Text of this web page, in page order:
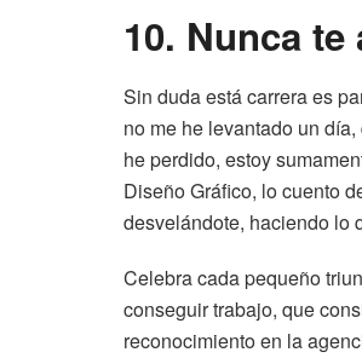
10. Nunca
Sin duda está carrera es
no me he levantado un
he perdido, estoy
Diseño Gráfico, lo cuento
desvelándote, haciendo lo
Celebra cada pequeño
conseguir trabajo, que
reconocimiento en la